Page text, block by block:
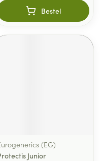
Bestel
(EG)
Junior